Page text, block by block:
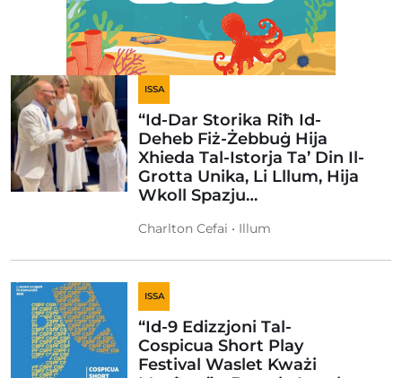
ISSA
“Id-Dar Storika Riħ Id-
Deheb Fiż-Żebbuġ Hija
Xhieda Tal-Istorja Ta’ Din Il-
Grotta Unika, Li Lllum, Hija
Wkoll Spazju…
Charlton Cefai • Illum
ISSA
“Id-9 Edizzjoni Tal-
Cospicua Short Play
Festival Waslet Kważi